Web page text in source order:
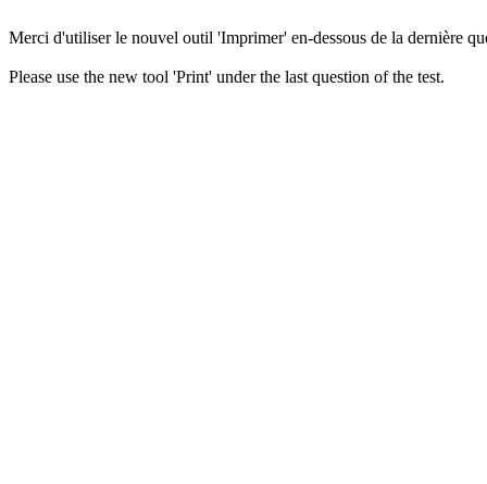
Merci d'utiliser le nouvel outil 'Imprimer' en-dessous de la dernière
Please use the new tool 'Print' under the last question of the test.